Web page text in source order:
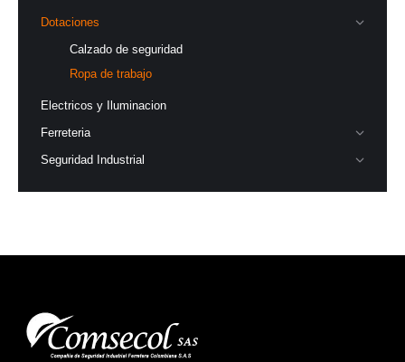
Dotaciones
Calzado de seguridad
Ropa de trabajo
Electricos y Iluminacion
Ferreteria
Seguridad Industrial